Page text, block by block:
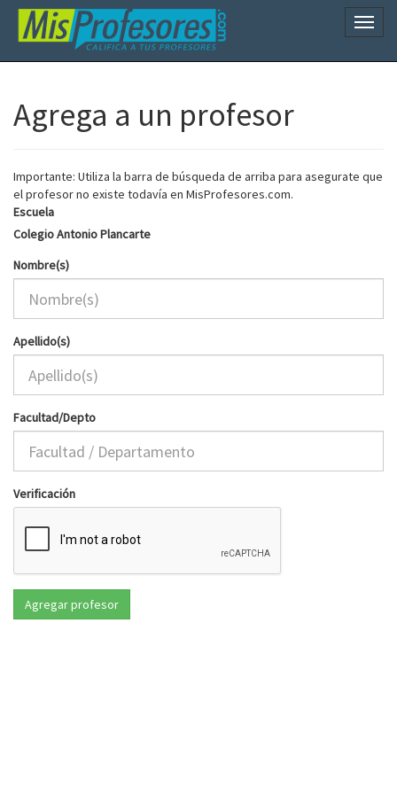
Agrega a un profesor
Importante: Utiliza la barra de búsqueda de arriba para asegurate que
el profesor no existe todavía en MisProfesores.com.
Escuela
Colegio Antonio Plancarte
Nombre(s)
Apellido(s)
Facultad/Depto
Verificación